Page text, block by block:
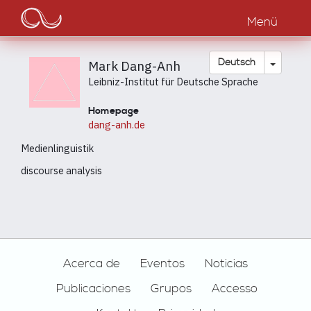
Direkt
Inhalt
Main
navigation
Menü
Deutsch
Mark Dang-Anh
Leibniz-Institut für Deutsche Sprache
Homepage
dang-anh.de
Medienlinguistik
discourse analysis
Acerca de Eventos
Noticias
Publicaciones
Grupos
Accesso